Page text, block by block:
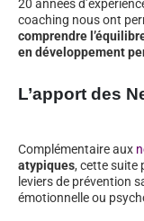
20 années
coaching nous ont
comprendre
en développement
L’apport des
Complémentaire aux
atypiques, cette suite
leviers de prévention
émotionnelle ou